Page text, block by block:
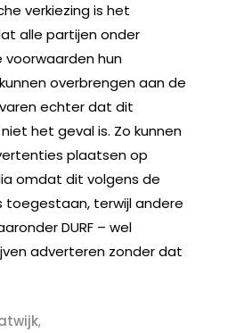
verkiezing is het
alle partijen onder
voorwaarden hun
overbrengen aan de
echter dat dit
het geval is. Zo kunnen
plaatsen op
omdat dit volgens de
toegestaan, terwijl andere
DURF – wel
adverteren zonder dat
,